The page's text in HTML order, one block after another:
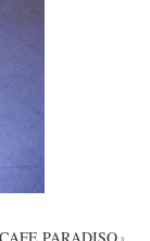
PARADISO』